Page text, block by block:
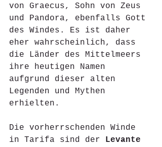
von Graecus, Sohn von Zeus
und Pandora, ebenfalls Gott
des Windes. Es ist daher
eher wahrscheinlich, dass
die Länder des Mittelmeers
ihre heutigen Namen
aufgrund dieser alten
Legenden und Mythen
erhielten.
Die vorherrschenden Winde
in Tarifa sind der Levante